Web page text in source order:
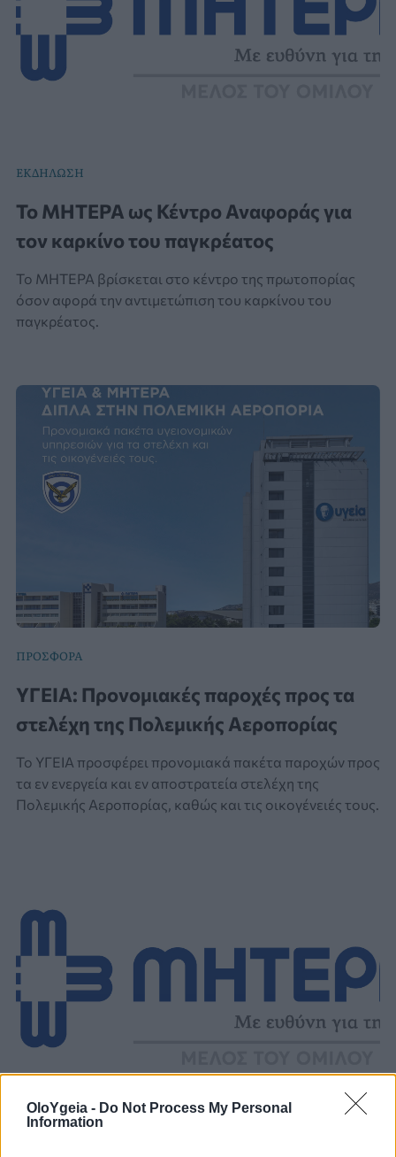
OloYgeia - Do Not Process My Personal
Information
ΕΚΔΗΛΩΣΗ
Το ΜΗΤΕΡΑ ως Κέντρο Αναφοράς για
τον καρκίνο του παγκρέατος
Το ΜΗΤΕΡΑ βρίσκεται στο κέντρο της πρωτοπορίας
όσον αφορά την αντιμετώπιση του καρκίνου του
παγκρέατος.
ΠΡΟΣΦΟΡΑ
ΥΓΕΙΑ: Προνομιακές παροχές προς τα
στελέχη της Πολεμικής Αεροπορίας
Το ΥΓΕΙΑ προσφέρει προνομιακά πακέτα παροχών προς
τα εν ενεργεία και εν αποστρατεία στελέχη της
Πολεμικής Αεροπορίας, καθώς και τις οικογένειές τους.